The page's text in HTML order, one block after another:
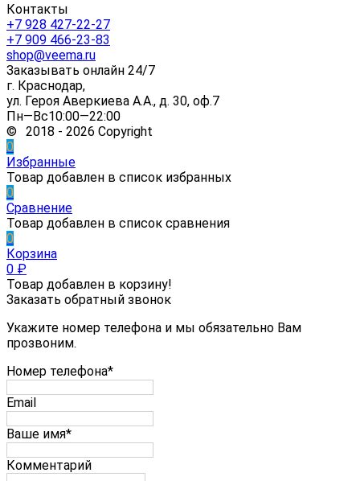
Контакты
+7 928 427-22-27
+7 909 466-23-83
shop@veema.ru
Заказывать онлайн 24/7
г. Краснодар,
ул. Героя Аверкиева А.А., д. 30, оф.7
Пн—Вс10:00—22:00
© 2018 - 2026 Copyright
0
Избранные
Товар добавлен в список избранных
0
Сравнение
Товар добавлен в список сравнения
0
Корзина
0 ₽
Товар добавлен в корзину!
Заказать обратный звонок
Укажите номер телефона и мы обязательно Вам
прозвоним.
Номер телефона*
Email
Ваше имя*
Комментарий